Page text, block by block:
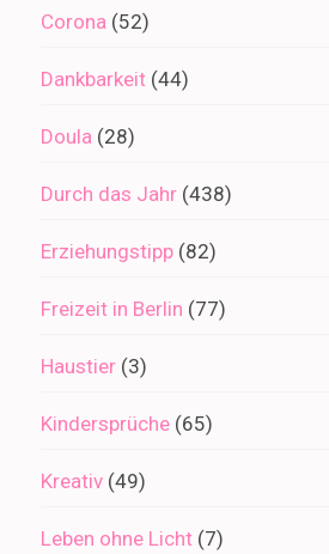
Corona (52)
Dankbarkeit (44)
Doula (28)
Durch das Jahr (438)
Erziehungstipp (82)
Freizeit in Berlin (77)
Haustier (3)
Kindersprüche (65)
Kreativ (49)
Leben ohne Licht (7)